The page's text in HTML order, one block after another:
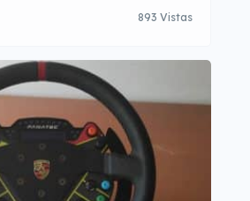
893 Vistas